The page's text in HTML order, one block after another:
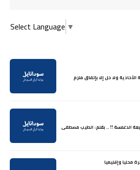
Select Language ▼
ولا حل إلا بإتفاق ملزم
الدغمسة !! .. بقلم: الطيب مصطفى
محليا وإقليميا